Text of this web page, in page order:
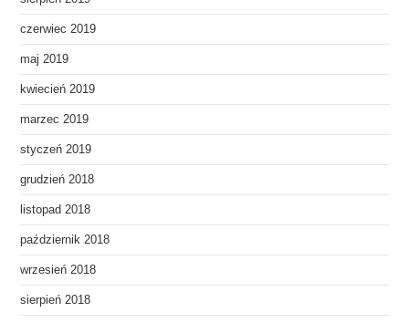
czerwiec 2019
maj 2019
kwiecień 2019
marzec 2019
styczeń 2019
grudzień 2018
listopad 2018
październik 2018
wrzesień 2018
sierpień 2018